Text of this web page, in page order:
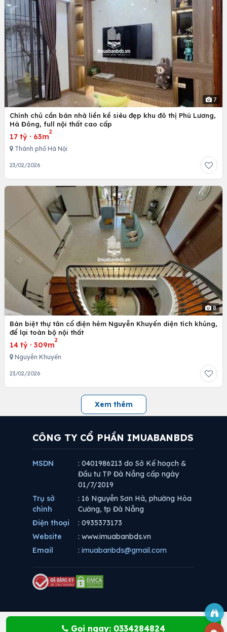
7
Chính chủ cần bán nhà liền kề siêu đẹp khu đô thị Phú Lương,
Hà Đông, full nội thất cao cấp
17 tỷ · 63m
2
Thành phố Hà Nội
23/02/2026
8
Bán biệt thự tân cổ điện hẻm Nguyễn Khuyến diện tích khủng,
để lại toàn bộ nội thất
14 tỷ · 309m
2
Nguyễn Khuyến
23/02/2026
Xem thêm
Gọi ngay: 0334284824
CÔNG TY CỔ PHẦN IMUABANBDS
MSDN
: 0401986213 do Sở Kế hoạch &
Đầu tư TP Đà Nẵng cấp ngày
01/7/2019
Trụ sở
chính
: 16 Nguyễn Sơn Hà, phường Hòa
Cường, tp Đà Nẵng
Điện thoại
: 0935373173
Website
: www.imuabanbds.vn
Email
: imuabanbds@gmail.com